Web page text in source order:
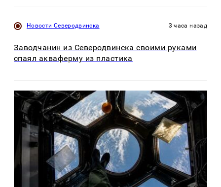
Новости Северодвинска 3 часа назад
Заводчанин из Северодвинска своими руками
спаял акваферму из пластика